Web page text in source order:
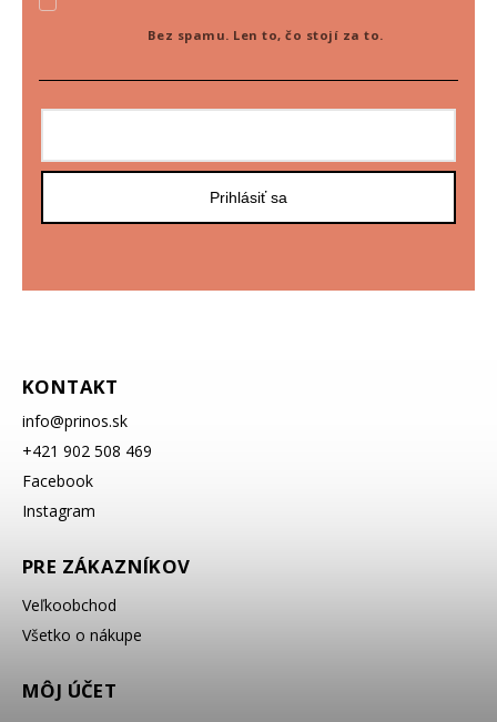
KONTAKT
info@prinos.sk
+421 902 508 469
Facebook
Instagram
PRE ZÁKAZNÍKOV
Veľkoobchod
Všetko o nákupe
MÔJ ÚČET
Bez spamu. Len to, čo stojí za to.
Prihlásiť sa